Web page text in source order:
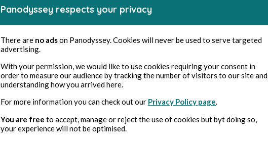
Panodyssey respects your privacy
There are no adson Panodyssey. Cookies will never be used to serve targeted
advertising.
With your permission, we would like to use cookies requiring your consent in
order to measure our audience by tracking the number of visitors to our site and
understanding how you arrived here.
For more information you can check out our Privacy Policy page.
You are free to accept, manage or reject the use of cookies but byt doing so,
your experience will not be optimised.